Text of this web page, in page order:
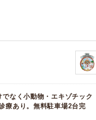
なく小動物・エキゾチック
療あり。無料駐車場2台完